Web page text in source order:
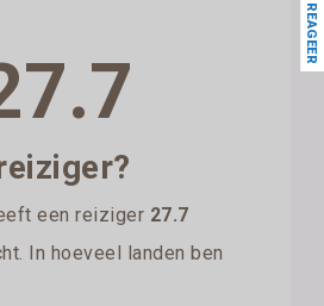
een reiziger 27.7
In hoeveel landen ben
REAGEER